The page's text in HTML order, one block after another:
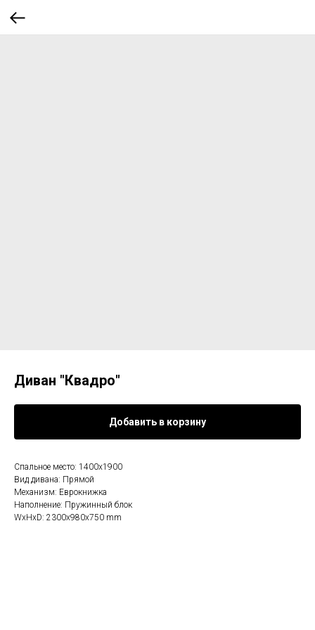
Диван "Квадро"
Добавить в корзину
Спальное место: 1400х1900
Вид дивана: Прямой
Механизм: Еврокнижка
Наполнение: Пружинный блок
WxHxD: 2300x980x750 mm